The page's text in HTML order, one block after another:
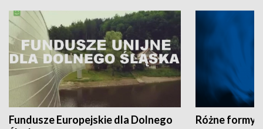
Fundusze Europejskie dla Dolnego
Różne formy